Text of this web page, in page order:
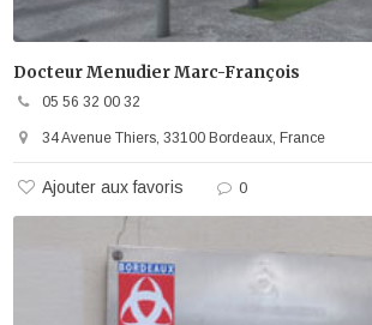
Docteur Menudier Marc-François
05 56 32 00 32
34 Avenue Thiers, 33100 Bordeaux, France
Ajouter aux favoris 0